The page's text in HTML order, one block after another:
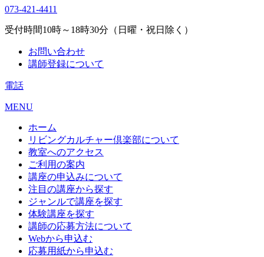
073-421-4411
受付時間10時～18時30分（日曜・祝日除く）
お問い合わせ
講師登録について
電話
MENU
ホーム
リビングカルチャー倶楽部について
教室へのアクセス
ご利用の案内
講座の申込みについて
注目の講座から探す
ジャンルで講座を探す
体験講座を探す
講師の応募方法について
Webから申込む
応募用紙から申込む